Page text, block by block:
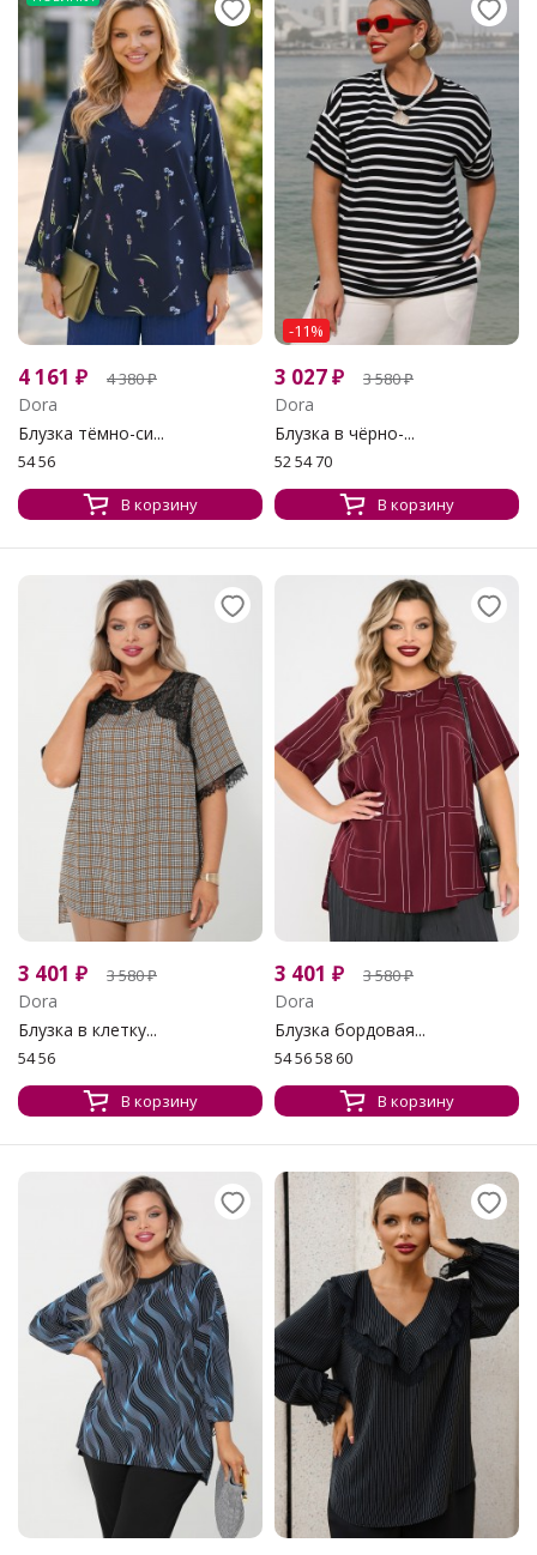
4 161 ₽ 4 380₽
Dora
Блузка тёмно-си...
54 56
В корзину
-11%
3 027₽ 3 580₽
Dora
Блузка в чёрно-...
52 54 70
В корзину
3 401 ₽ 3 580₽
Dora
Блузка в клетку...
54 56
В корзину
3 401 ₽ 3 580₽
Dora
Блузка бордовая...
54 56 58 60
В корзину